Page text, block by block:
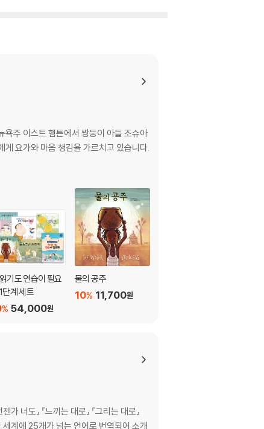
욕주 이스트 햄튼에서 쌍둥이 아들 조슈아
요가와 마음 챙김을 가르치고 있습니다.
기도 연습이 필요
단계 세트
54,000원
%
물의 공주
11,700원
10%
너도』 『느끼는 대로』 『그리는 대로』
세계에 25개가 넘는 언어로 번역되어 소개